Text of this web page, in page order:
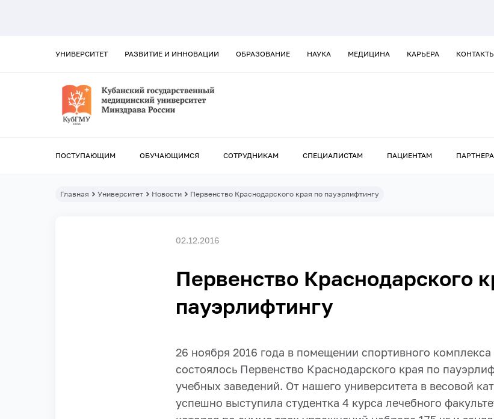
УНИВЕРСИТЕТ РАЗВИТИЕ И ИННОВАЦИИ ОБРАЗОВАНИЕ НАУКА МЕДИЦИНА КАРЬЕРА
ПОСТУПАЮЩИМ ОБУЧАЮЩИМСЯ СОТРУДНИКАМ СПЕЦИАЛИСТАМ ПАЦИЕНТАМ
Главная Университет Новости Первенство Краснодарского края по пауэрлифтингу
02.12.2016
Первенство Краснодарского
пауэрлифтингу
26 ноября 2016 года в помещении спортивного
состоялось Первенство Краснодарского края по
учебных заведений. От нашего университета в весовой
успешно выступила студентка 4 курса лечебного